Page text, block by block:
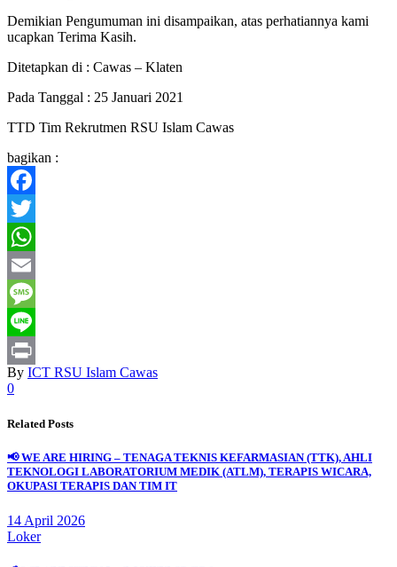
Demikian Pengumuman ini disampaikan, atas perhatiannya kami
ucapkan Terima Kasih.
Ditetapkan di : Cawas – Klaten
Pada Tanggal : 25 Januari 2021
TTD Tim Rekrutmen RSU Islam Cawas
bagikan :
Facebook
Twitter
WhatsApp
Email
Message
Line
Print
By ICT RSU Islam Cawas
0
Related Posts
📢 WE ARE HIRING – TENAGA TEKNIS KEFARMASIAN (TTK), AHLI
TEKNOLOGI LABORATORIUM MEDIK (ATLM), TERAPIS WICARA,
OKUPASI TERAPIS DAN TIM IT
14 April 2026
Loker